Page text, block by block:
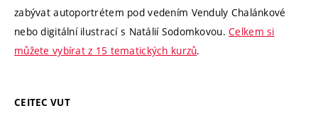
zabývat autoportrétem pod vedením Venduly Chalánkové
nebo digitální ilustrací s Natálií Sodomkovou.Celkem si
můžete vybírat z 15 tematických kurzů.
CEITEC VUT